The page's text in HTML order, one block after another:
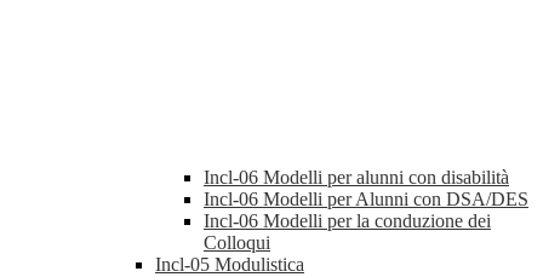
Incl-06 Modelli per alunni con disabilità
Incl-06 Modelli per Alunni con DSA/DES
Incl-06 Modelli per la conduzione dei
Colloqui
Incl-05 Modulistica